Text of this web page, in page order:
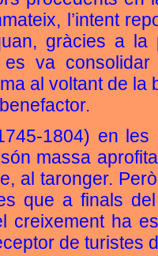
l’intent
gràcies a
es va
al voltant de la
1804) en
massa
al taronger.
que a finals
creixement ha
de turistes